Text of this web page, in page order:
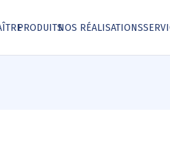
PRODUITSNOS RÉALISATIONS